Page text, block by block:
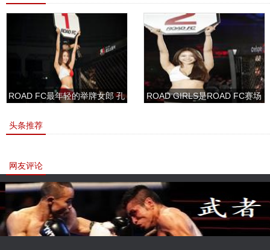
ROAD FC最年轻的举牌女郎 孔
ROAD GIRLS是ROAD FC赛场
头条推荐
网友评论